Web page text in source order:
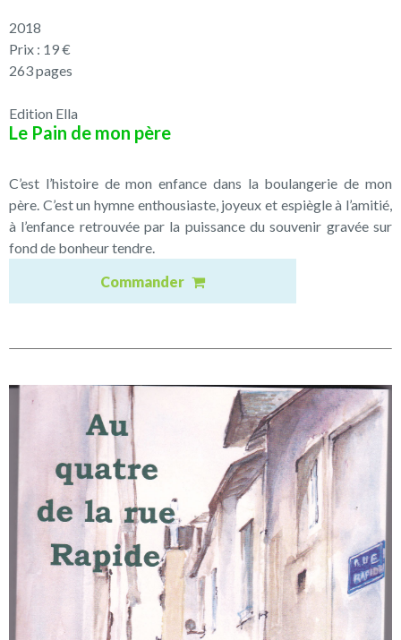
2018
Prix : 19 €
263 pages
Edition Ella
Le Pain de mon père
C’est l’histoire de mon enfance dans la boulangerie de mon
père. C’est un hymne enthousiaste, joyeux et espiègle à l’amitié,
à l’enfance retrouvée par la puissance du souvenir gravée sur
fond de bonheur tendre.
Commander